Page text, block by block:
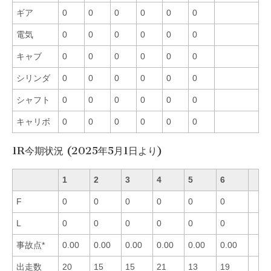
ギア 0 0 0 0 0 0
電気 0 0 0 0 0 0
キャブ 0 0 0 0 0 0
シリンダ 0 0 0 0 0 0
シャフト 0 0 0 0 0 0
キャリボ 0 0 0 0 0 0
1R今期状況 (2025年5月1日より)
1 2 3 4 5 6
F 0 0 0 0 0 0
L 0 0 0 0 0 0
事故点* 0.00 0.00 0.00 0.00 0.00 0.00
出走数 20 15 15 21 13 19